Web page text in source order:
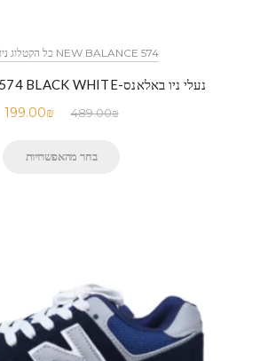
NEW BALANCE 574 כל הקטלוג ניו באלאנס
נעלי ניו באלאנס-New Balance 574 BLACK WHITE
489.00₪
199.00₪
בחר מהאפשרויות